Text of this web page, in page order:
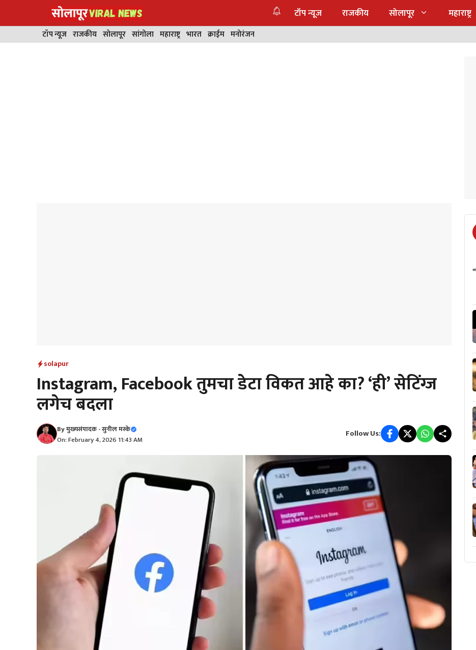
टॉप न्यूज राजकीय सोलापूर महाराष्ट्र
टॉप न्यूज राजकीय सोलापूर सांगोला महाराष्ट्र भारत क्राईम मनोरंजन
solapur
Instagram, Facebook तुमचा डेटा विकत आहे का? ‘ही’ सेटिंग्ज
लगेच बदला
Byमुख्यसंपादक - सुनील मस्के
On: February 4, 2026 11:43 AM
Follow Us: